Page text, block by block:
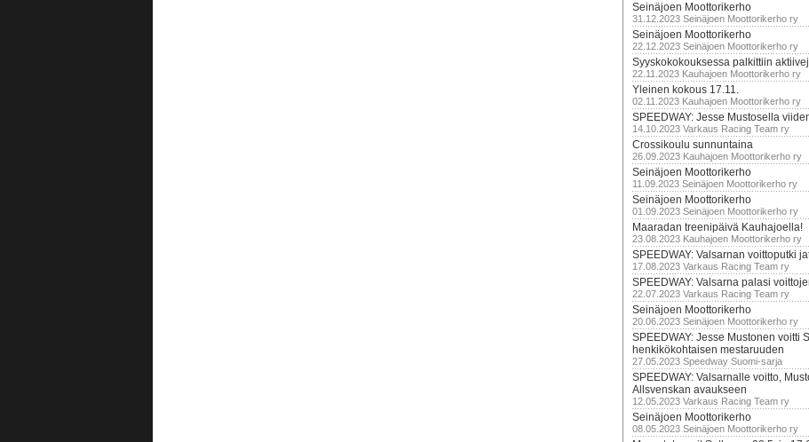
Seinäjoen Moottorikerho
31.12.2023 Seinäjoen Moottorikerho ry
Seinäjoen Moottorikerho
22.12.2023 Seinäjoen Moottorikerho ry
Syyskokokouksessa palkittiin
22.11.2023 Kauhajoen Moottorikerho ry
Yleinen kokous 17.11.
02.11.2023 Kauhajoen Moottorikerho ry
SPEEDWAY: Jesse Mustosella
14.10.2023 Varkaus Racing Team ry
Crossikoulu sunnuntaina
26.09.2023 Kauhajoen Moottorikerho ry
Seinäjoen Moottorikerho
11.09.2023 Seinäjoen Moottorikerho ry
Seinäjoen Moottorikerho
01.09.2023 Seinäjoen Moottorikerho ry
Maaradan treenipäivä Kauhajoella!
23.08.2023 Kauhajoen Moottorikerho ry
SPEEDWAY: Valsarnan voittoputki
17.08.2023 Varkaus Racing Team ry
SPEEDWAY: Valsarna palasi
22.07.2023 Varkaus Racing Team ry
Seinäjoen Moottorikerho
20.06.2023 Seinäjoen Moottorikerho ry
SPEEDWAY: Jesse Mustonen voitti
henkikökohtaisen mestaruuden
27.05.2023 Speedway Suomi-sarja
SPEEDWAY: Valsarnalle voitto,
Allsvenskan avaukseen
12.05.2023 Varkaus Racing Team ry
Seinäjoen Moottorikerho
08.05.2023 Seinäjoen Moottorikerho ry